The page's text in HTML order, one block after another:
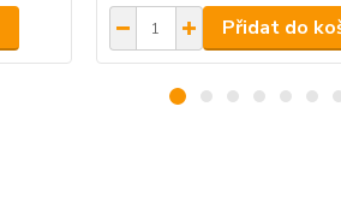
Přidat do